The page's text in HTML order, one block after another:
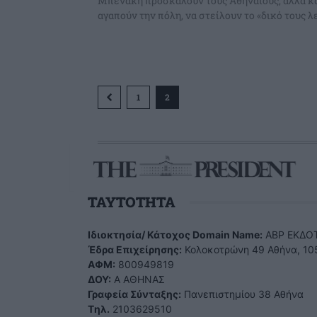
αγαπούν την πόλη, να στείλουν το «δικό τους
1 2
TAYTOTHTA
Ιδιοκτησία/ Κάτοχος Domain Name: ΑBP
Έδρα Επιχείρησης: Κολοκοτρώνη 49 Αθήνα,
ΑΦΜ: 800949819
ΔΟΥ: Α ΑΘΗΝΑΣ
Γραφεία Σύνταξης: Πανεπιστημίου 38 Αθήνα
Tηλ. 2103629510